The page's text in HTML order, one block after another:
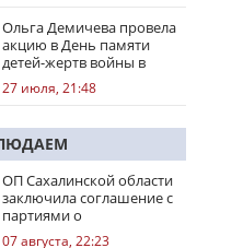
Ольга Демичева провела
акцию в День памяти
детей-жертв войны в
Донбассе
27 июля, 21:48
ОП Сахалинской области
заключила соглашение с
партиями о
сотрудничестве на
07 августа, 22:23